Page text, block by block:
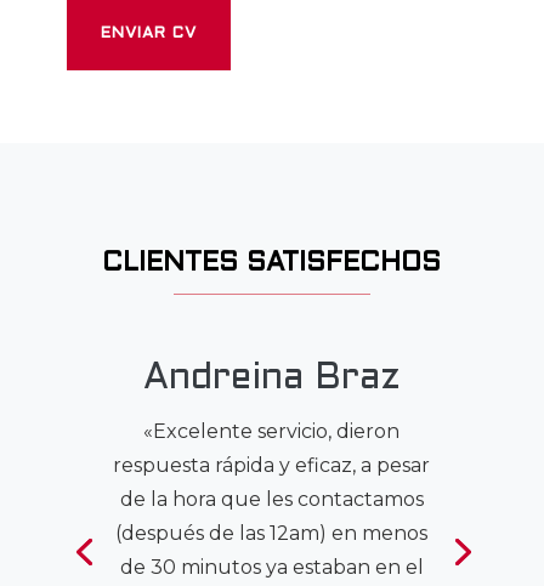
ENVIAR CV
CLIENTES SATISFECHOS
Andreina Braz
«Excelente servicio, dieron
respuesta rápida y eficaz, a pesar
de la hora que les contactamos
(después de las 12am) en menos
de 30 minutos ya estaban en el